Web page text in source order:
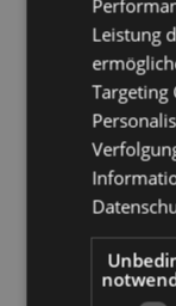
Information
24
Keine
Keine
Keine
Leistung
Targeting